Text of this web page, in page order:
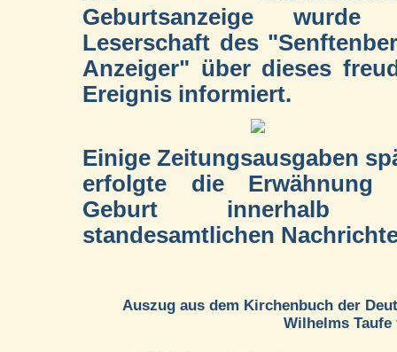
Geburtsanzeige wurde
Leserschaft des
Anzeiger" über dieses
Ereignis informiert.
Einige Zeitungsausgaben
erfolgte die Erwähnung
Geburt innerhalb
standesamtlichen
Auszug aus dem Kirchenbuch der
Wilhelms